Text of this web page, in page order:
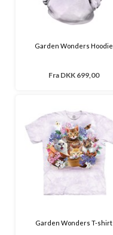
Garden Wonders Hoodie
Fra DKK 699,00
Garden Wonders T-shirt